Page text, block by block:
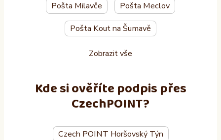
Pošta Milavče Pošta Meclov
Pošta Kout na Šumavě
Zobrazit vše
Kde si ověříte podpis přes
CzechPOINT?
Czech POINT Horšovský Týn